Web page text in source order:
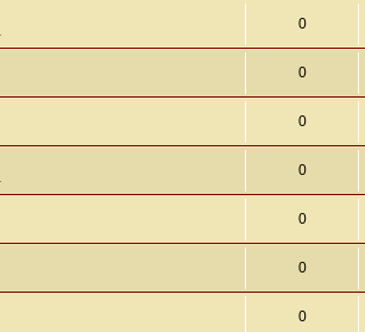
0
0
0
0
0
0
0